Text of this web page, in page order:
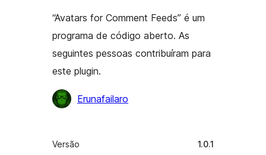
“Avatars for Comment Feeds” é um
programa de código aberto. As
seguintes pessoas contribuíram para
este plugin.
Colaboradores
Erunafailaro
Meta
Versão 1.0.1